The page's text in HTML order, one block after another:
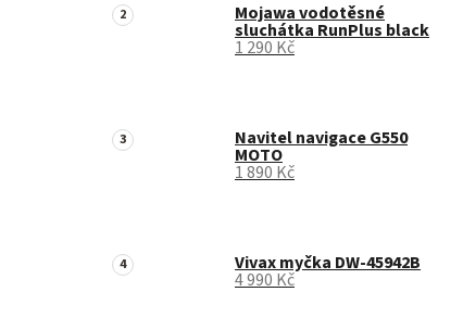
Mojawa vodotěsné
sluchátka RunPlus black
1 290 Kč
Navitel navigace G550
MOTO
1 890 Kč
Vivax myčka DW-45942B
4 990 Kč